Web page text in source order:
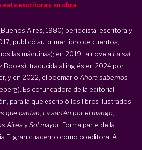
esta escritora y su obra
Aires, 1980) periodista, escritora y
publicó su primer libro de cuentos,
las máquinas); en 2019, la novela La sal
Books), traducida al inglés en 2024 por
y en 2022, el poemario Ahora sabemos
Es cofundadora de la editorial
para la que escribió los libros ilustrados
que cantan, La sartén por el mango,
Aires ySol mayor. Forma parte de la
El gran cuaderno como coeditora. A